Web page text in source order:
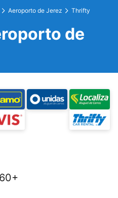
Aeroporto de Jerez Thrifty
de
60+